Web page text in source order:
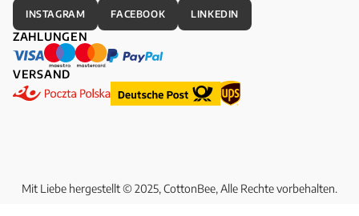
INSTAGRAM FACEBOOK LINKEDIN
ZAHLUNGEN
VERSAND
Mit Liebe hergestellt © 2025, CottonBee, Alle Rechte vorbehalten.